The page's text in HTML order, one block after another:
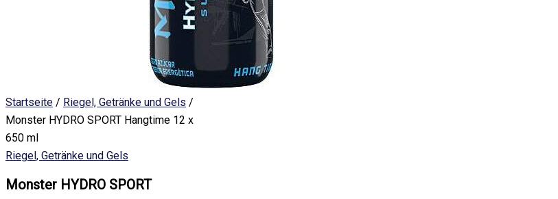
Startseite / Riegel, Getränke und Gels /
Monster HYDRO SPORT Hangtime 12 x
650 ml
Riegel, Getränke und Gels
Monster HYDRO SPORT